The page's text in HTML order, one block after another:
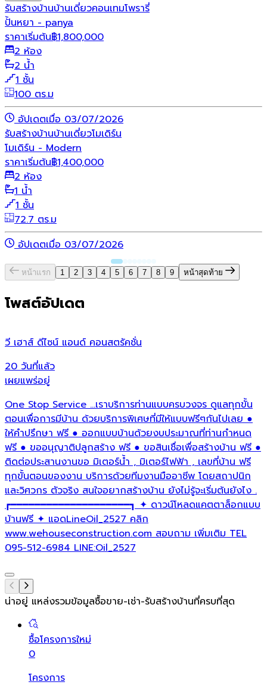
รับสร้างบ้านบ้านเดี่ยวคอนเทมโพรารี่
ปั้นหยา - panya
ราคาเริ่มต้น฿1,800,000
2 ห้อง
2 น้ำ
1 ชั้น
100 ตร.ม
อัปเดตเมื่อ 03/07/2026
รับสร้างบ้านบ้านเดี่ยวโมเดิร์น
โมเดิร์น - Modern
ราคาเริ่มต้น฿1,400,000
2 ห้อง
1 น้ำ
1 ชั้น
72.7 ตร.ม
อัปเดตเมื่อ 03/07/2026
หน้าแรก 1 2 3 4 5 6 7 8 9 หน้าสุดท้าย
โพสต์อัปเดต
วี เฮาส์ ดีไซน์ แอนด์ คอนสตรัคชั่น
20 วันที่แล้ว
เผยแพร่อยู่
One Stop Service ...เราบริการท่านแบบครบวงจร ดูแลทุกขั้น
ตอนเพื่อการมีบ้าน ด้วยบริการพิเศษที่มีให้แบบฟรีๆกันไปเลย ●
ให้คำปรึกษา ฟรี ● ออกแบบบ้านด้วยงบประมาณที่ท่านกำหนด
ฟรี ● ขออนุญาติปลูกสร้าง ฟรี ● ขอสินเชื่อเพื่อสร้างบ้าน ฟรี ●
ติดต่อประสานงานขอ มิเตอร์น้ำ , มิเตอร์ไฟฟ้า , เลขที่บ้าน ฟรี
ทุกขั้นตอนของงาน บริการด้วยทีมงานมืออาชีพ โดยสถาปนิก
และวิศวกร ตัวจริง สนใจอยากสร้างบ้าน ยังไม่รู้จะเริ่มต้นยังไง .
┏━━━━━━━━━━━━━━━━━━━━┓ ✦ ดาวน์โหลดแคตตาล็อกแบบ
บ้านฟรี ✦ แอดLineOil_2527 คลิก
www.wehouseconstruction.com สอบถาม เพิ่มเติม TEL
095-512-6984 LINE:Oil_2527
น่าอยู่ แหล่งรวมข้อมูลซื้อขาย-เช่า-รับสร้างบ้านที่ครบที่สุด
ซื้อโครงการใหม่
0
โครงการ